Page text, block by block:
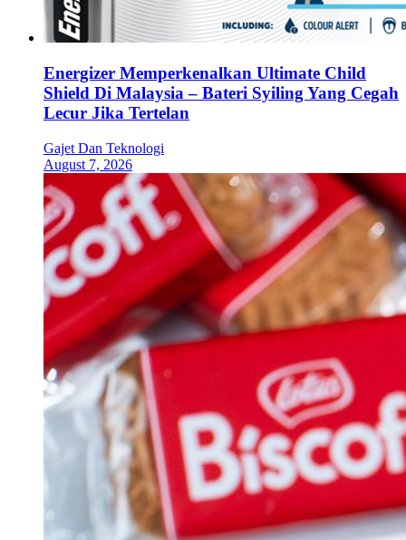
Energizer Memperkenalkan Ultimate Child
Shield Di Malaysia – Bateri Syiling Yang Cegah
Lecur Jika Tertelan
Gajet Dan Teknologi
August 7, 2026